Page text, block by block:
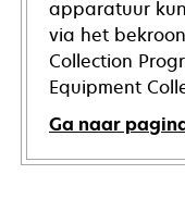
apparatuur
via het
Collection
Equipment
Ga naar